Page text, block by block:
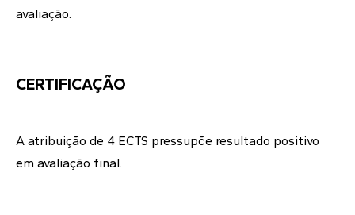
avaliação.
CERTIFICAÇÃO
A atribuição de 4 ECTS pressupõe resultado positivo
em avaliação final.